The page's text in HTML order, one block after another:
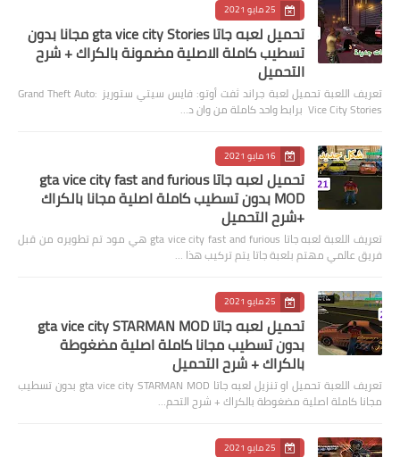
25 مايو 2021
تحميل لعبه جاتا gta vice city Stories مجانا بدون
تسطيب كاملة الاصلية مضمونة بالكراك + شرح
التحميل
تعريف اللعبة تحميل لعبة جراند ثفت أوتو: فايس سيتي ستوريز Grand Theft Auto:
Vice City Stories برابط واحد كاملة من وان د…
16 مايو 2021
تحميل لعبه جاتا gta vice city fast and furious
MOD بدون تسطيب كاملة اصلية مجانا بالكراك
+شرح التحميل
تعريف اللعبة لعبه جاتا gta vice city fast and furious هي مود تم تطويره من قبل
فريق عالمي مهتم بلعبة جاتا يتم تركيب هذا …
25 مايو 2021
تحميل لعبه جاتا gta vice city STARMAN MOD
بدون تسطيب مجانا كاملة اصلية مضغوطة
بالكراك + شرح التحميل
تعريف اللعبة تحميل او تنزيل لعبه جاتا gta vice city STARMAN MOD بدون تسطيب
مجانا كاملة اصلية مضغوطة بالكراك + شرح التحم…
25 مايو 2021